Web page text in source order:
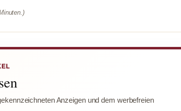
Anzeigen und dem werbefreien